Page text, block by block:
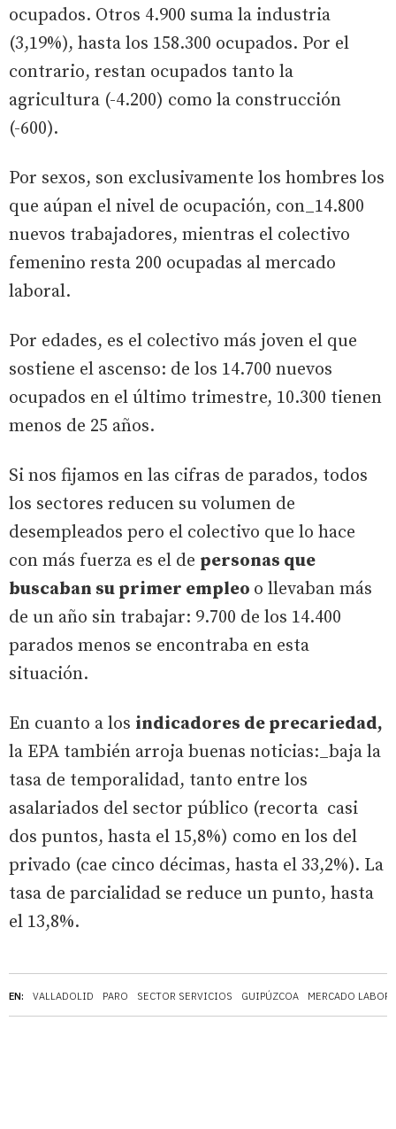
EN: VALLADOLID PARO SECTOR SERVICIOS GUIPÚZCOA MERCADO
ocupados. Otros 4.900 suma la industria
(3,19%), hasta los 158.300 ocupados. Por el
contrario, restan ocupados tanto la
agricultura (-4.200) como la construcción
(-600).
Por sexos, son exclusivamente los hombres los
que aúpan el nivel de ocupación, con_14.800
nuevos trabajadores, mientras el colectivo
femenino resta 200 ocupadas al mercado
laboral.
Por edades, es el colectivo más joven el que
sostiene el ascenso: de los 14.700 nuevos
ocupados en el último trimestre, 10.300 tienen
menos de 25 años.
Si nos fijamos en las cifras de parados, todos
los sectores reducen su volumen de
desempleados pero el colectivo que lo hace
con más fuerza es el de personas que
buscaban su primer empleo o llevaban más
de un año sin trabajar: 9.700 de los 14.400
parados menos se encontraba en esta
situación.
En cuanto a los indicadores de precariedad,
la EPA también arroja buenas noticias:_baja la
tasa de temporalidad, tanto entre los
asalariados del sector público (recorta casi
dos puntos, hasta el 15,8%) como en los del
privado (cae cinco décimas, hasta el 33,2%). La
tasa de parcialidad se reduce un punto, hasta
el 13,8%.